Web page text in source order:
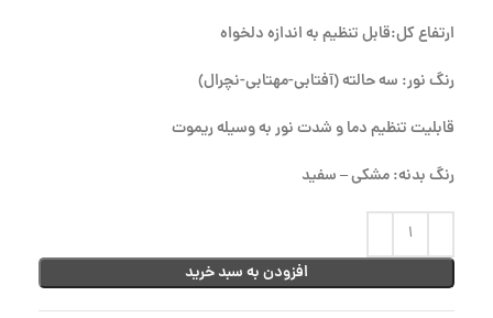
ارتفاع کل:قابل تنظیم به اندازه دلخواه
رنگ نور: سه حالته (آفتابی-مهتابی-نچرال)
قابلیت تنظیم دما و شدت نور به وسیله ریموت
رنگ بدنه: مشکی – سفید
افزودن به سبد خرید